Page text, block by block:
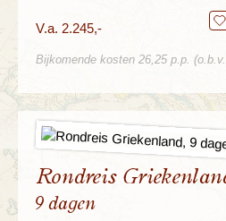
V.a. 2.245,-
Bijkomende kosten 26,25 p.p.
Rondreis
9 dagen